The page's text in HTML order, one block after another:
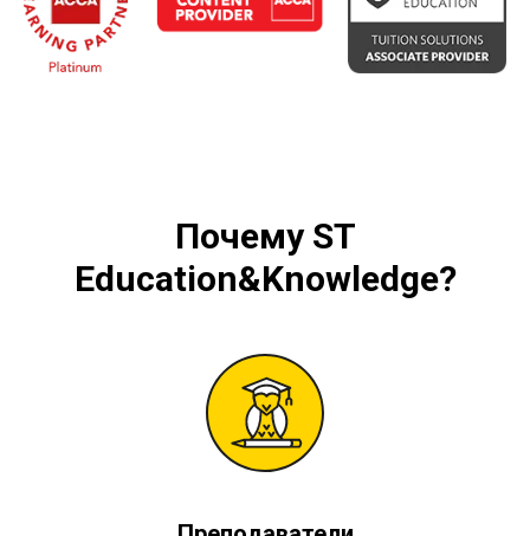
Почему ST
Education&Knowledge?